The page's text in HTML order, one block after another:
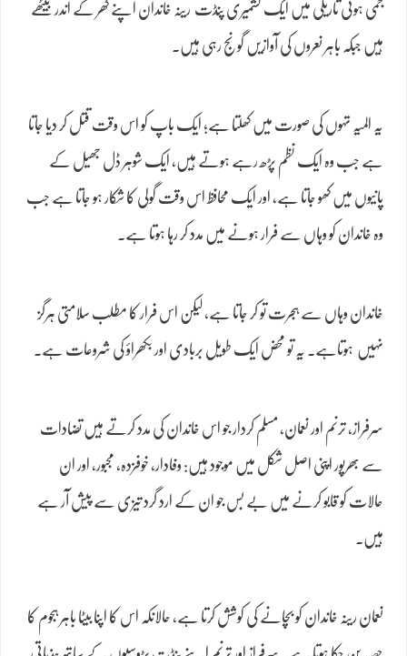
جمی ہوئی تاریکی میں ایک کشمیری پنڈت رینہ خاندان اپنے گھر کے اندر بیٹھے
ہیں جبکہ باہر نعروں کی آوازیں گونج رہی ہیں۔
یہ المیہ تہوں کی صورت میں کھلتا ہے؛ ایک باپ کو اس وقت قتل کر دیا جاتا
ہے جب وہ ایک نظم پڑھ رہے ہوتے ہیں، ایک شوہر ڈل جھیل کے
پانیوں میں کھو جاتا ہے، اور ایک محافظ اس وقت گولی کا شکار ہو جاتا ہے جب
وہ خاندان کو وہاں سے فرار ہونے میں مدد کر رہا ہوتا ہے۔
خاندان وہاں سے ہجرت تو کر جاتا ہے، لیکن اس فرار کا مطلب سلامتی ہرگز
نہیں ہوتاہے۔ یہ تو محض ایک طویل بربادی اور بکھراؤ کی شروعات ہے۔
سرفراز، ترنم اور نعمان، مسلم کردار جو اس خاندان کی مدد کرتے ہیں تضادات
سے بھرپور اپنی اصل شکل میں موجود ہیں: وفادار، خوفزدہ، مجبور، اور ان
حالات کو قابو کرنے میں بے بس جو ان کے ارد گرد تیزی سے پیش آر ہے
ہیں۔
نعمان رینہ خاندان کو بچانے کی کوشش کرتا ہے، حالانکہ اس کا اپنا بیٹا باہر ہجوم کا